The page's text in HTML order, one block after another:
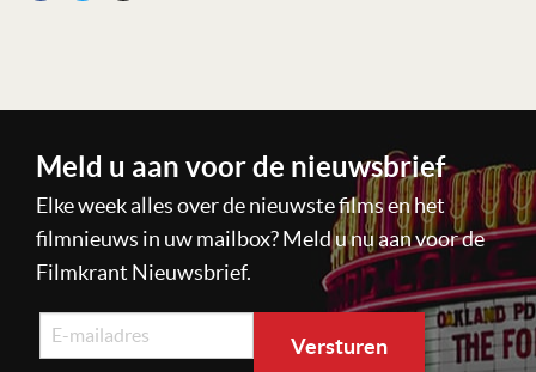
Meld u aan voor de nieuwsbrief
Elke week alles over de nieuwste films en het
filmnieuws in uw mailbox? Meld u nu aan voor de
Filmkrant Nieuwsbrief.